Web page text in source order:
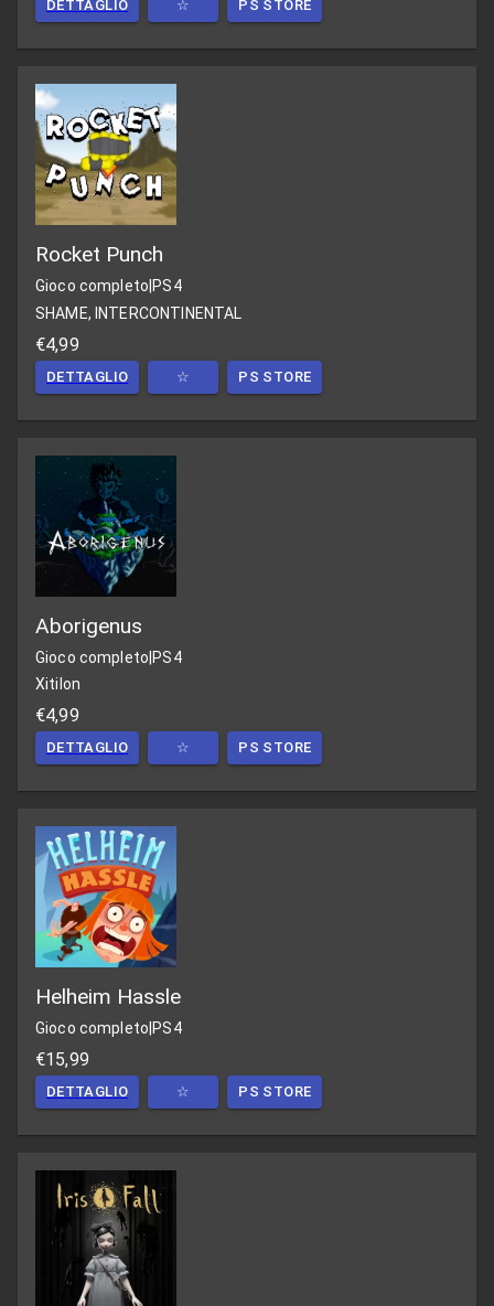
DETTAGLIO ☆ PS STORE
Rocket Punch
Gioco completo PS4
SHAME, INTERCONTINENTAL
€4,99
DETTAGLIO ☆ PS STORE
Aborigenus
Gioco completo|PS4
Xitilon
€4,99
DETTAGLIO ☆ PS STORE
Helheim Hassle
Gioco completo PS4
€15,99
DETTAGLIO ☆ PS STORE